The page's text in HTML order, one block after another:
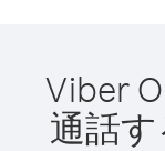
Viber
通話